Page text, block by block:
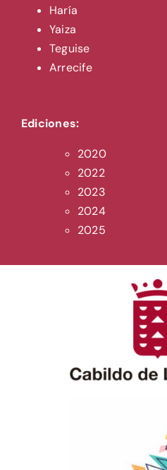
Haría
Yaiza
Teguise
Arrecife
Ediciones:
2020
2022
2023
2024
2025